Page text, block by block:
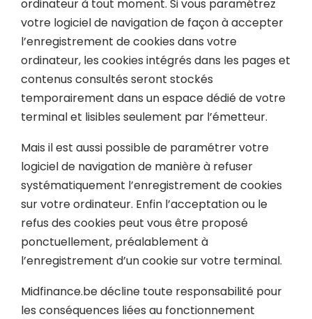
ordinateur à tout moment. Si vous paramétrez
votre logiciel de navigation de façon à accepter
l’enregistrement de cookies dans votre
ordinateur, les cookies intégrés dans les pages et
contenus consultés seront stockés
temporairement dans un espace dédié de votre
terminal et lisibles seulement par l’émetteur.
Mais il est aussi possible de paramétrer votre
logiciel de navigation de manière à refuser
systématiquement l’enregistrement de cookies
sur votre ordinateur. Enfin l’acceptation ou le
refus des cookies peut vous être proposé
ponctuellement, préalablement à
l’enregistrement d’un cookie sur votre terminal.
Midfinance.be décline toute responsabilité pour
les conséquences liées au fonctionnement